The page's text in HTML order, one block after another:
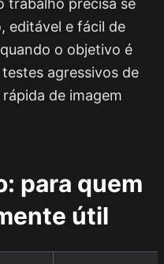
trabalho precisa se
editável e fácil de
o objetivo é
agressivos de
de imagem
para quem
útil